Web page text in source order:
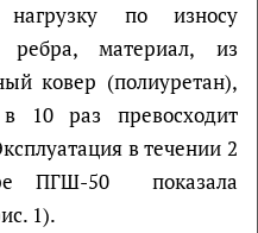
по износу
материал, из
ковер (полиуретан),
10 раз превосходит
в течении 2
ПГШ-50 показала
1).